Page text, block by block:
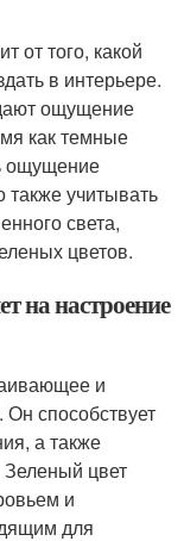
от того, какой
в интерьере.
ощущение
как темные
ощущение
также учитывать
света,
цветов.
на настроение
и
способствует
а также
Зеленый цвет
и
для